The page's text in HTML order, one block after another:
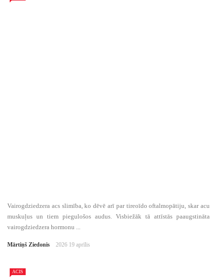
Vairogdziedzera acs slimība, ko dēvē arī par tireoīdo oftalmopātiju, skar acu
muskuļus un tiem piegulošos audus. Visbiežāk tā attīstās paaugstināta
vairogdziedzera hormonu ...
Mārtiņš Ziedonis 2026 19 aprīlis
ACIS